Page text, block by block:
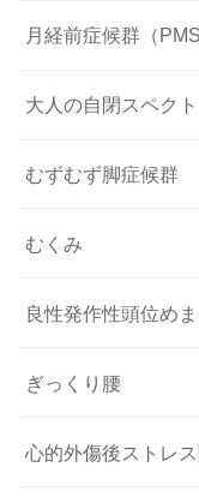
月経前症候群（PMS
大人の自閉スペク
むずむず脚症候群
むくみ
良性発作性頭位め
ぎっくり腰
心的外傷後ストレ